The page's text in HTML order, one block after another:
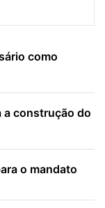
como
a construção do
o mandato